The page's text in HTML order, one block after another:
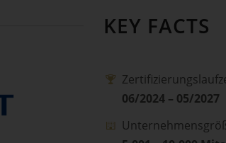
KEY FACTS
06/2024 – 05/2027